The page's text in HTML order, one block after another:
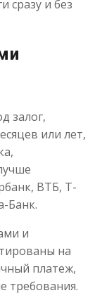
сразу и без
залог,
или лет,
ВТБ, Т-
Банк.
и
на
платеж,
требования.